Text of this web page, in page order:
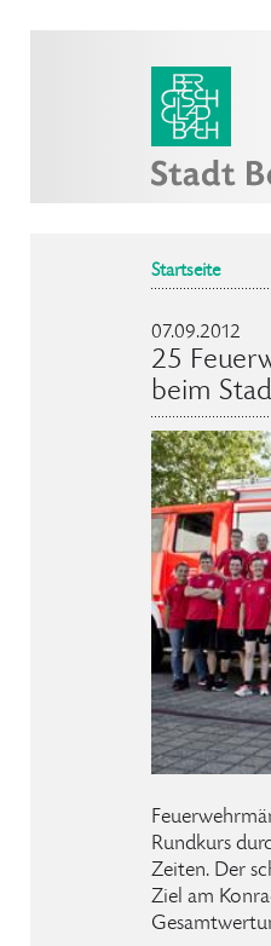
Startseite
07.09.2012
25
beim
Rundkurs
Zeiten. Der
Ziel am